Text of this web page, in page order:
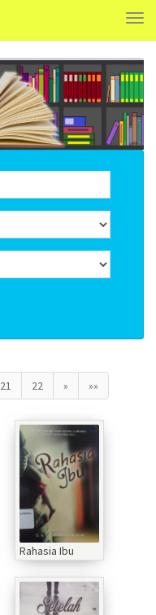
21 22 » »»
Rahasia Ibu